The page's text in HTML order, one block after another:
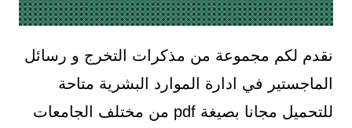
نقدم لكم مجموعة من مذكرات التخرج و رسائل
الماجستير في ادارة الموارد البشرية متاحة
للتحميل مجانا بصيغة pdf من مختلف الجامعات